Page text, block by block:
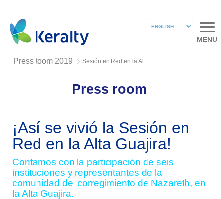
MENU
Press toom 2019 Sesión en Red en la Alta Guajira
Press room
¡Así se vivió la Sesión en
Red en la Alta Guajira!
Contamos con la participación de seis
instituciones y representantes de la
comunidad del corregimiento de Nazareth, en
la Alta Guajira.